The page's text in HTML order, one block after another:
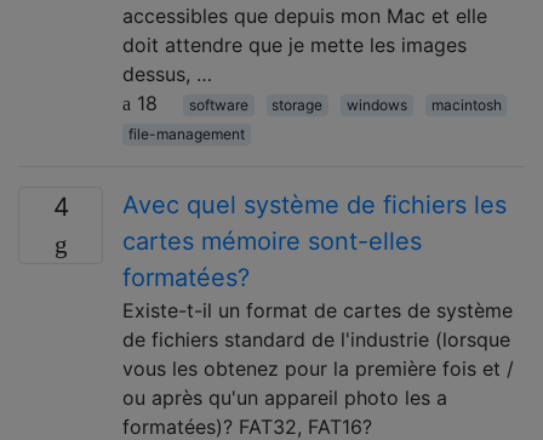
accessibles que depuis mon Mac et elle
doit attendre que je mette les images
dessus, …
18
software storage windows
macintosh
file-management
4
Avec quel système de fichiers les
cartes mémoire sont-elles
formatées?
Existe-t-il un format de cartes de système
de fichiers standard de l'industrie (lorsque
vous les obtenez pour la première fois et /
ou après qu'un appareil photo les a
formatées)? FAT32, FAT16?